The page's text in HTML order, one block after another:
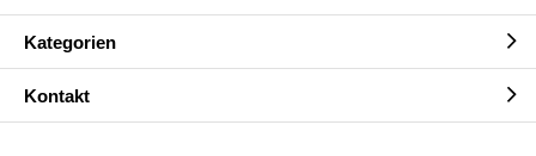
Kategorien
Kontakt